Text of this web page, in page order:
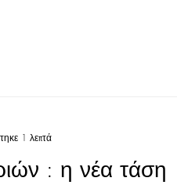
: η νέα τάση
1 λεπτά